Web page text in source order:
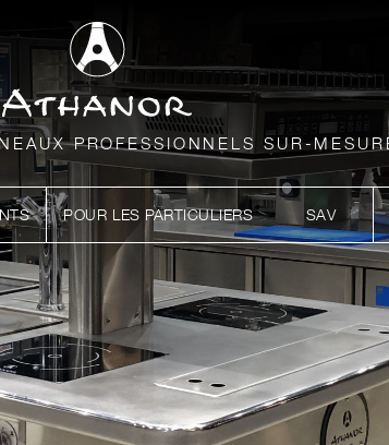
PROFESSIONNELS SUR-
POUR LES PARTICULIERS SAV